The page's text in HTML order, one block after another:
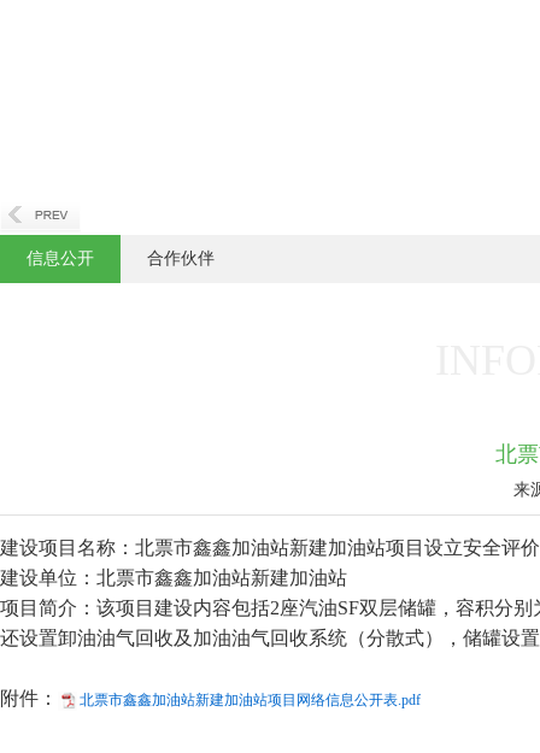
信息公开 合作伙伴
北
来
建设项目名称：北票市鑫鑫加油站新建加油站项目设立安全评
建设单位：北票市鑫鑫加油站新建加油站
项目简介：该项目建设内容包括2座汽油SF双层储罐，容积分
还设置卸油油气回收及加油油气回收系统（分散式），储罐设
附件： 北票市鑫鑫加油站新建加油站项目网络信息公开表.pdf